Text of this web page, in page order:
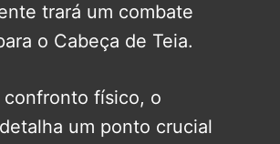
trará um combate
o Cabeça de Teia.
confronto físico, o
um ponto crucial